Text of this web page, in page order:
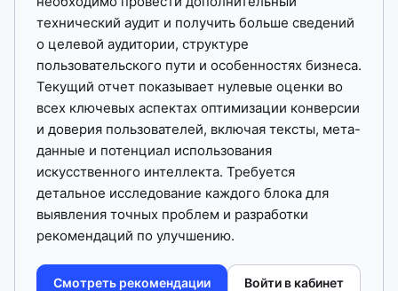
технический аудит и получить больше сведений
о целевой аудитории, структуре
пользовательского пути и особенностях бизнеса.
Текущий отчет показывает нулевые оценки во
всех ключевых аспектах оптимизации конверсии
и доверия пользователей, включая тексты, мета-
данные и потенциал использования
искусственного интеллекта. Требуется
детальное исследование каждого блока для
выявления точных проблем и разработки
рекомендаций по улучшению.
Смотреть рекомендации Войти в кабинет